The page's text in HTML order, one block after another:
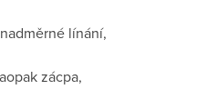
línání,
zácpa,